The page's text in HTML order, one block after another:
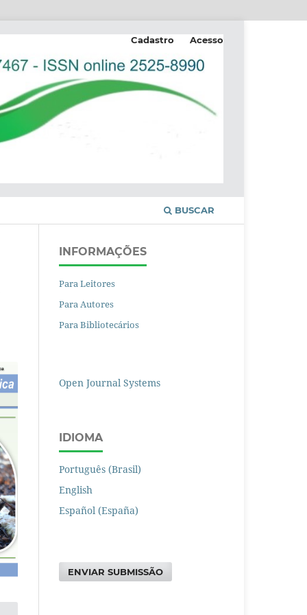
BUSCAR
Cadastro Acesso
INFORMAÇÕES
Para Leitores
Para Autores
Para Bibliotecários
Open Journal Systems
IDIOMA
Português (Brasil)
English
Español (España)
ENVIAR SUBMISSÃO